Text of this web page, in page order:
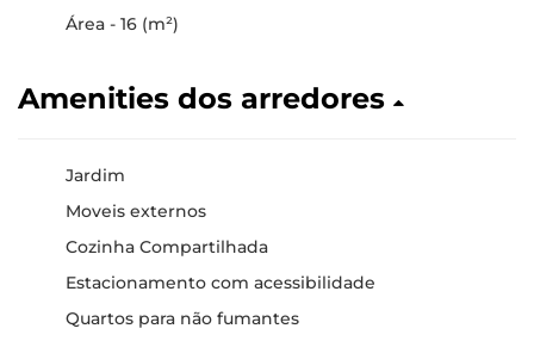
Área - 16 (m²)
Amenities dos arredores
Jardim
Moveis externos
Cozinha Compartilhada
Estacionamento com acessibilidade
Quartos para não fumantes